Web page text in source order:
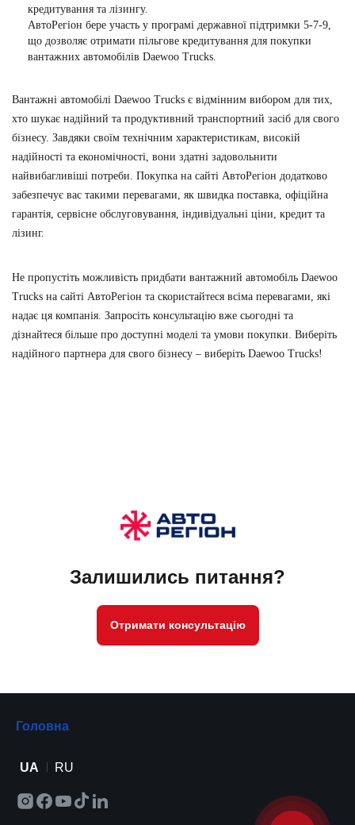
кредитування та лізингу.
АвтоРегіон бере участь у програмі державної підтримки 5-7-9,
що дозволяє отримати пільгове кредитування для покупки
вантажних автомобілів Daewoo Trucks.
Вантажні автомобілі Daewoo Trucks є відмінним вибором для тих,
хто шукає надійний та продуктивний транспортний засіб для свого
бізнесу. Завдяки своїм технічним характеристикам, високій
надійності та економічності, вони здатні задовольнити
найвибагливіші потреби. Покупка на сайті АвтоРегіон додатково
забезпечує вас такими перевагами, як швидка поставка, офіційна
гарантія, сервісне обслуговування, індивідуальні ціни, кредит та
лізинг.
Не пропустіть можливість придбати вантажний автомобіль Daewoo
Trucks на сайті АвтоРегіон та скористайтеся всіма перевагами, які
надає ця компанія. Запросіть консультацію вже сьогодні та
дізнайтеся більше про доступні моделі та умови покупки. Виберіть
надійного партнера для свого бізнесу – виберіть Daewoo Trucks!
Залишились питання?
Отримати консультацію
Головна
UA RU